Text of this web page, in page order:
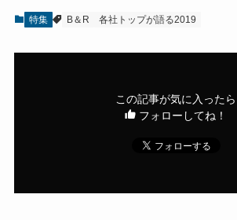
特集 B＆R 各社トップが語る2019
この記事が気に入ったら
フォローしてね！